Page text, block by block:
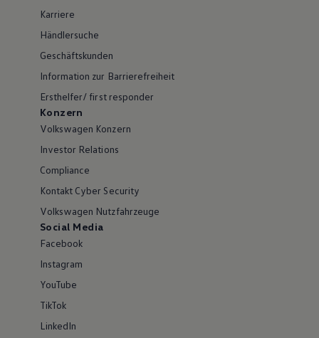
Karriere
Händlersuche
Geschäftskunden
Information zur Barrierefreiheit
Ersthelfer/ first responder
Konzern
Volkswagen Konzern
Investor Relations
Compliance
Kontakt Cyber Security
Volkswagen Nutzfahrzeuge
Social Media
Facebook
Instagram
YouTube
TikTok
LinkedIn